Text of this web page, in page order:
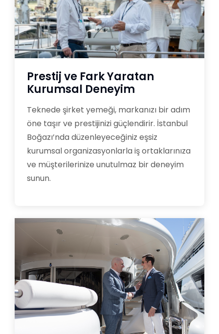
Prestij ve Fark Yaratan
Kurumsal Deneyim
Teknede şirket yemeği, markanızı bir adım
öne taşır ve prestijinizi güçlendirir. İstanbul
Boğazı’nda düzenleyeceğiniz eşsiz
kurumsal organizasyonlarla iş ortaklarınıza
ve müşterilerinize unutulmaz bir deneyim
sunun.